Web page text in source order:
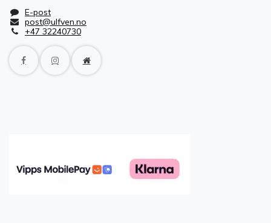
E-post
post@ulfven.no
+47 32240730